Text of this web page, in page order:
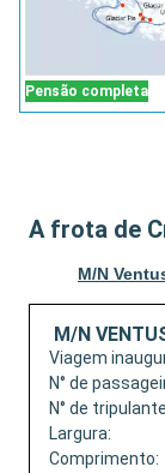
Pensão completa
A frota de
M/N
M/N
Viagem
N° de
N° de
Largura:
Comprimento: